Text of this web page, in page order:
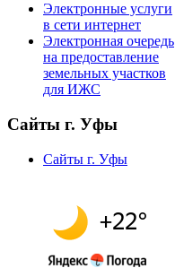
Электронные услуги
в сети интернет
Электронная очередь
на предоставление
земельных участков
для ИЖС
Сайты г. Уфы
Сайты г. Уфы